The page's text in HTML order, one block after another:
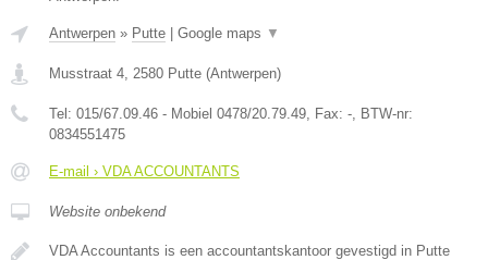
Antwerpen » Putte | Google maps ▼
Musstraat 4 2580 Putte (Antwerpen)
Tel: 015/67.09.46 - Mobiel 0478/20.79.49 , Fax: - , BTW-nr:
0834551475
E-mail › VDA ACCOUNTANTS
Website onbekend
VDA Accountants is een accountantskantoor gevestigd in Putte